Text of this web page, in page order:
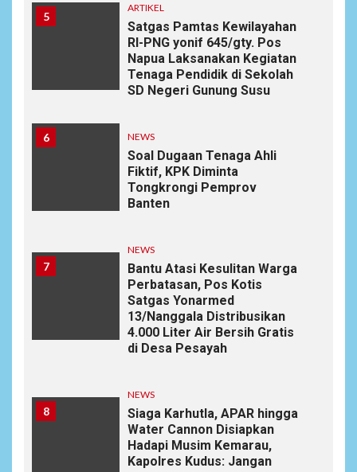
5
ARTIKEL
Satgas Pamtas Kewilayahan
RI-PNG yonif 645/gty. Pos
Napua Laksanakan Kegiatan
Tenaga Pendidik di Sekolah
SD Negeri Gunung Susu
6 NEWS
Soal Dugaan Tenaga Ahli
Fiktif, KPK Diminta
Tongkrongi Pemprov
Banten
7
NEWS
Bantu Atasi Kesulitan Warga
Perbatasan, Pos Kotis
Satgas Yonarmed
13/Nanggala Distribusikan
4.000 Liter Air Bersih Gratis
di Desa Pesayah
8
NEWS
Siaga Karhutla, APAR hingga
Water Cannon Disiapkan
Hadapi Musim Kemarau,
Kapolres Kudus: Jangan